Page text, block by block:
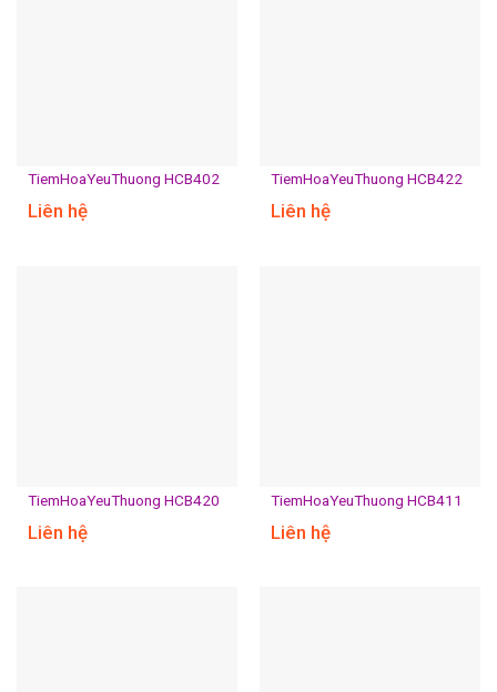
TiemHoaYeuThuong HCB402
Liên hệ
TiemHoaYeuThuong HCB422
Liên hệ
TiemHoaYeuThuong HCB420
Liên hệ
TiemHoaYeuThuong HCB411
Liên hệ